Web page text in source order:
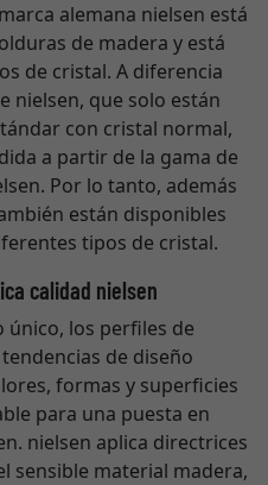
alemana nielsen está
de madera y está
de cristal. A diferencia
nielsen, que solo están
con cristal normal,
a partir de la gama de
Por lo tanto, además
están disponibles
tipos de cristal.
calidad nielsen
único, los perfiles de
de diseño
formas y superficies
para una puesta en
nielsen aplica directrices
sensible material madera,